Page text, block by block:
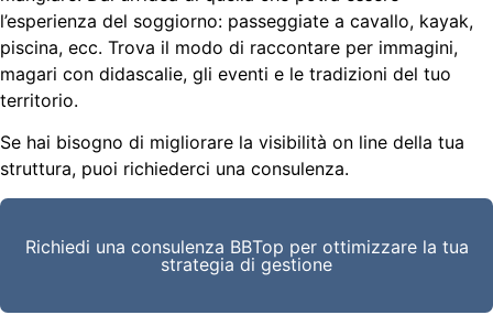
l’esperienza del soggiorno: passeggiate a cavallo, kayak,
piscina, ecc. Trova il modo di raccontare per immagini,
magari con didascalie, gli eventi e le tradizioni del tuo
territorio.
Se hai bisogno di migliorare la visibilità on line della tua
struttura, puoi richiederci una consulenza.
Richiedi una consulenza BBTop per ottimizzare la tua
strategia di gestione